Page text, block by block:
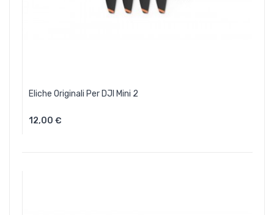
Eliche Originali Per DJI Mini 2
12,00 €Aggiungi Al Carrello